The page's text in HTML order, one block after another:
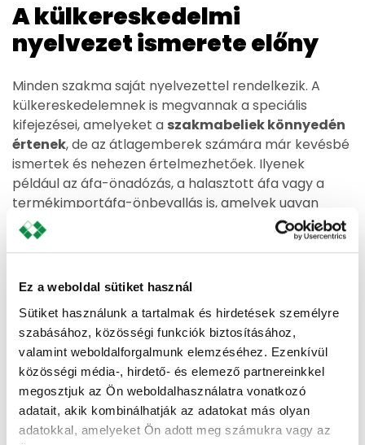
Ez a weboldal sütiket használ
Sütiket használunk a tartalmak és hirdetések személyre
szabásához, közösségi funkciók biztosításához,
valamint weboldalforgalmunk elemzéséhez. Ezenkívül
közösségi média-, hirdető- és elemező partnereinkkel
megosztjuk az Ön weboldalhasználatra vonatkozó
adatait, akik kombinálhatják az adatokat más olyan
adatokkal, amelyeket Ön adott meg számukra vagy az
A külkereskedelmi
nyelvezet ismerete előny
Minden szakma saját nyelvezettel rendelkezik. A
külkereskedelemnek is megvannak a speciális
kifejezései, amelyeket a szakmabeliek könnyedén
értenek, de az átlagemberek számára már kevésbé
ismertek és nehezen értelmezhetőek. Ilyenek
például az áfa-önadózás, a halasztott áfa vagy a
termékimportáfa-önbevallás is, amelyek ugyan
fontosak, de nem feltétlenül tartoznak a
legáltalánosabban használt keresőszavak közé.
keresések során az országneveket és a vámkezelés
fogalmait is gyakran összepárosítják (pl. „amerika
vám, amerika áfa” vagy „kanada áfa”, „export
értékesítés áfa és export áfa”). Az így listázott
találatok azonban elsősorban edukációs
tartalmakra és nem atémakörben jártas
szolgáltatókramutatnak. Sőt, előfordul, hogy a
keresés egyáltalán nem vezet eredményre, mert a